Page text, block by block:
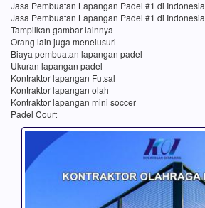
Jasa Pembuatan Lapangan Padel #1 di Indonesia
Jasa Pembuatan Lapangan Padel #1 di Indonesia
Tampilkan gambar lainnya
Orang lain juga menelusuri
Biaya pembuatan lapangan padel
Ukuran lapangan padel
Kontraktor lapangan Futsal
Kontraktor lapangan olah
Kontraktor lapangan mini soccer
Padel Court